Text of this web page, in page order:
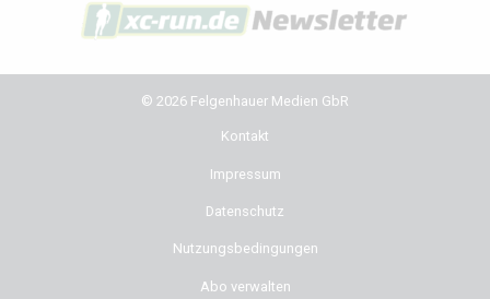
© 2026 Felgenhauer Medien GbR
Kontakt
Impressum
Datenschutz
Nutzungsbedingungen
Abo verwalten